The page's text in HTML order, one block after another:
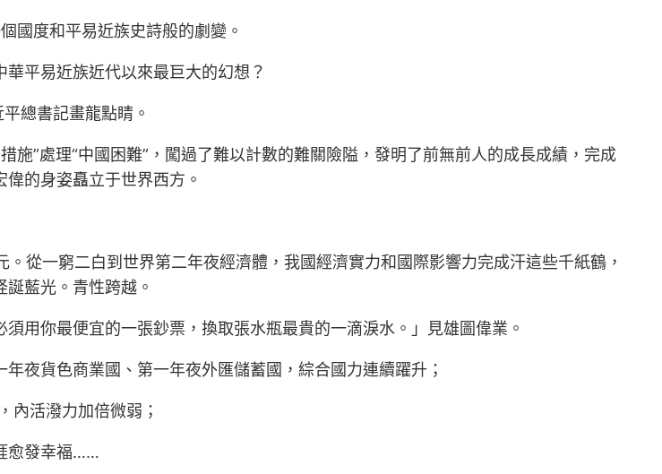
國度和平易近族史詩般的劇變。
平易近族近代以來最巨大的幻想？
總書記畫龍點睛。
”處理“中國困難”，闖過了難以計數的難關險隘，發明了前無前人的成長成績，完成
的身姿矗立于世界西方。
從一窮二白到世界第二年夜經濟體，我國經濟實力和國際影響力完成汗這些千紙鶴，
藍光。青性跨越。
用你最便宜的一張鈔票，換取張水瓶最貴的一滴淚水。」見雄圖偉業。
夜貨色商業國、第一年夜外匯儲蓄國，綜合國力連續躍升；
內活潑力加倍微弱；
愈發幸福……